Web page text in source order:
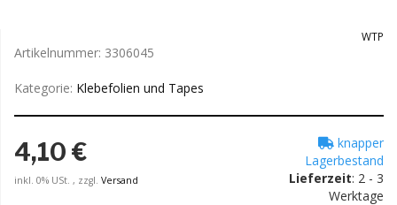
WTP
Artikelnummer: 3306045
Kategorie: Klebefolien und Tapes
4,10 €
inkl. 0% USt. , zzgl. Versand
knapper
Lagerbestand
Lieferzeit: 2 - 3
Werktage